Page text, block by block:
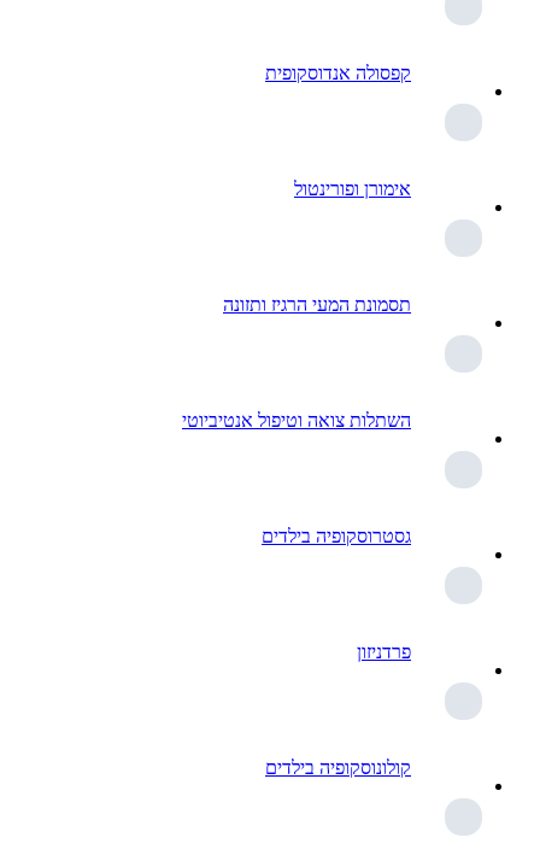
קפסולה אנדוסקופית
אימורן ופורינטול
תסמונת המעי הרגיז ותזונה
השתלות צואה וטיפול אנטיביוטי
גסטרוסקופיה בילדים
פרדניזון
קולונוסקופיה בילדים